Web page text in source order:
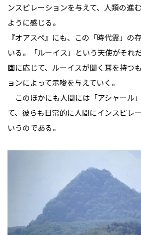
ンスピレーションを与えて、人類の進
ように感じる。
『オアスペ』にも、この「時代霊」の
いる。「ルーイス」という天使がそれ
画に応じて、ルーイスが聞く耳を持つ
ョンによって示唆を与えていく。
このほかにも人間には「アシャール
て、彼らも日常的に人間にインスピレ
いうのである。